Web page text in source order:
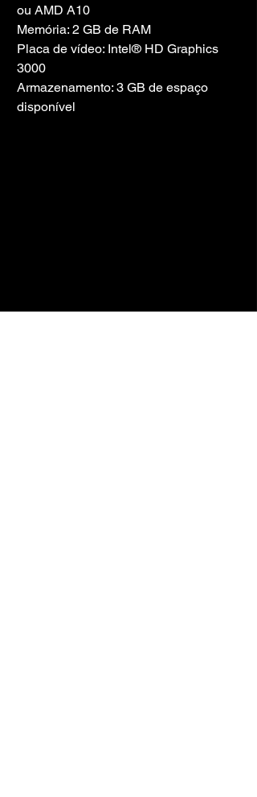
ou AMD A10
Memória: 2 GB de RAM
Placa de vídeo: Intel® HD Graphics
3000
Armazenamento: 3 GB de espaço
disponível